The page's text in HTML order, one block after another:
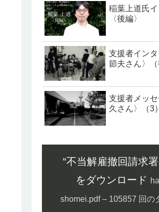
稲葉上道氏
〈後編〉
支援者イン
節夫さん〉（
支援者メッ
久さん〉（3）
“不当解雇撤回請求
をダウンロード
shomei.pdf – 105857 回の